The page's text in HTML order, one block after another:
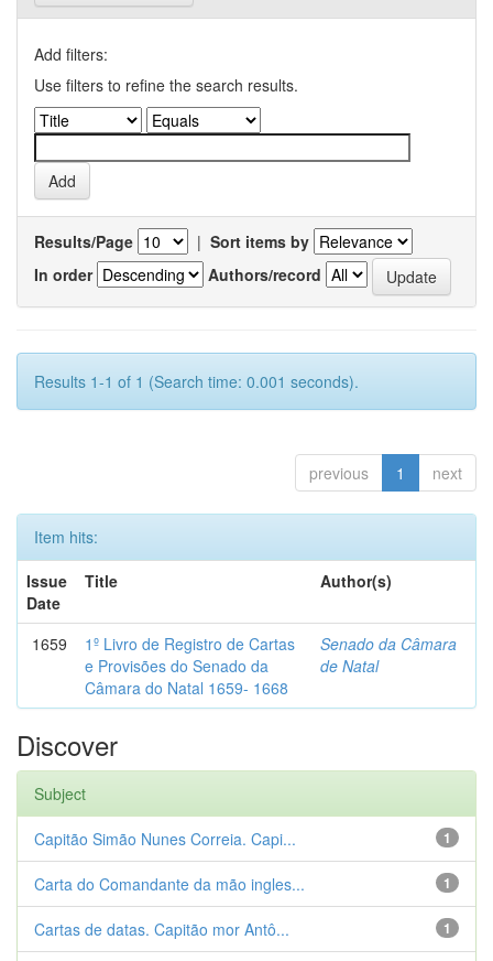
Add filters:
Use filters to refine the search results.
Results/Page | Sort items by
In order
Authors/record
Results 1-1 of 1 (Search time: 0.001 seconds).
previous 1 next
Item hits:
Issue
Date
Title Author(s)
1659
1º Livro de Registro de Cartas
e Provisões do Senado da
Câmara do Natal 1659- 1668
Senado da Câmara
de Natal
Discover
Subject
1
Capitão Simão Nunes Correia. Capi...
1
Carta do Comandante da mão ingles...
1
Cartas de datas. Capitão mor Antô...